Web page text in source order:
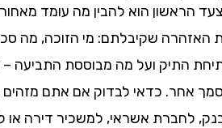
הוא להבין מה עומד מאחורי
שקיבלתם: מי הזוכה, מה סכום
ועל מה מבוססת התביעה – שטר,
כדאי לבדוק אם אתם מזהים את
אשראי, למשכיר דירה או